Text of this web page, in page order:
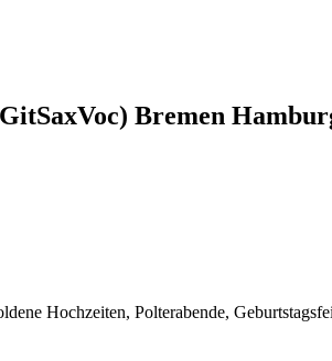
Bremen
Hochzeiten, Polterabende,